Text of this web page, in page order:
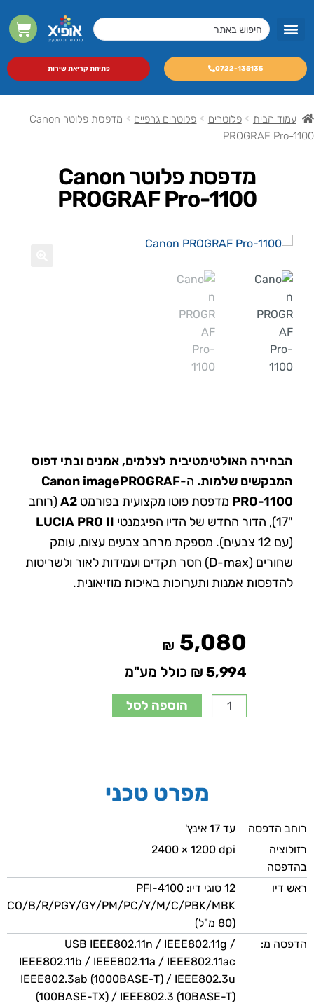
0722-135135 פתיחת קריאת שירות
עמוד הבית פלוטרים פלוטרים גרפיים
מדפסת פלוטר Canon
PROGRAF Pro-1100
מדפסת פלוטר Canon
PROGRAF Pro-1100
הבחירה האולטימטיבית לצלמים, אמנים ובתי דפוס
המבקשים שלמות. ה-Canon imagePROGRAF
PRO-1100 מדפסת פוטו מקצועית בפורמט A2 (רוחב
"17), הדור החדש של הדיו הפיגמנטי
LUCIA PRO II
(עם 12 צבעים). מספקת מרחב צבעים עצום, עומק
שחורים (D-max) חסר תקדים ועמידות לאור ולשריטות
להדפסות אמנות ותערוכות באיכות מוזיאונית.
5,080
₪
5,994 ₪ כולל מע"מ
הוספה לסל
מפרט טכני
רוחב הדפסה
עד 17 אינץ'
רזולוציה
בהדפסה
‎2400 × 1200 dpi
ראש דיו
12 סוגי דיו: PFI-4100
‏MBK‏/PBK‏/C‏/M‏/Y‏/PC‏/PM‏/GY‏/PGY‏/R‏/B‏/CO
‏(80 מ"ל)
הדפסה מ:
USB IEEE802.11n / IEEE802.11g /
IEEE802.11b / IEEE802.11a / IEEE802.11ac
IEEE802.3ab (1000BASE-T) / IEEE802.3u
(100BASE-TX) / IEEE802.3 (10BASE-T)